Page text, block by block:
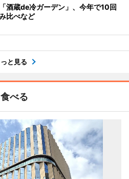
酒蔵de冷ガーデン」、今年で10回
比べなど
と見る
食べる